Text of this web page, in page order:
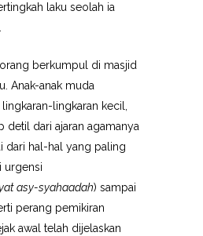
laku seolah ia
berkumpul di masjid
Anak-anak muda
lingkaran kecil,
detil dari ajaran agamanya
dari hal-hal yang paling
urgensi
asy-syahaadah) sampai
perang pemikiran
awal telah dijelaskan